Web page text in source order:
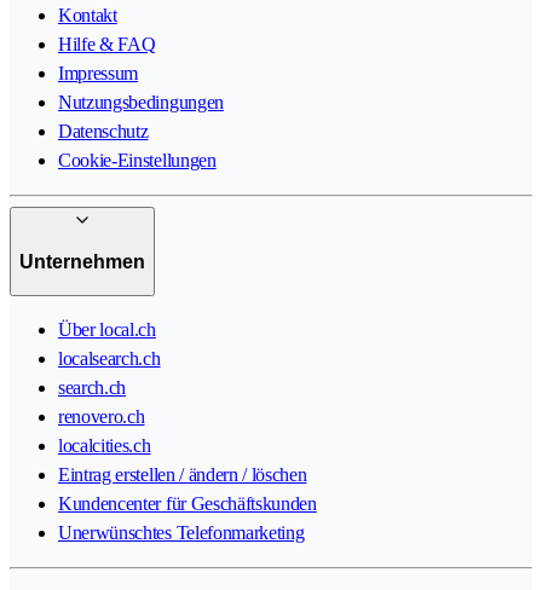
Kontakt
Hilfe & FAQ
Impressum
Nutzungsbedingungen
Datenschutz
Cookie-Einstellungen
Unternehmen
Über local.ch
localsearch.ch
search.ch
renovero.ch
localcities.ch
Eintrag erstellen / ändern / löschen
Kundencenter für Geschäftskunden
Unerwünschtes Telefonmarketing